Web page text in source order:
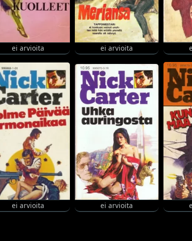
ei arvioita ei arvioita
ei arvioita ei arvioita